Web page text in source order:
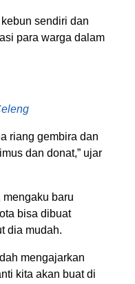
sendiri dan
para warga dalam
riang gembira dan
dan donat,” ujar
baru
bisa dibuat
dia mudah.
mengajarkan
kita akan buat di